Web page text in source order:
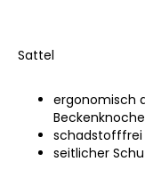
Sattel
ergonomisch
schadstofffrei
seitlicher